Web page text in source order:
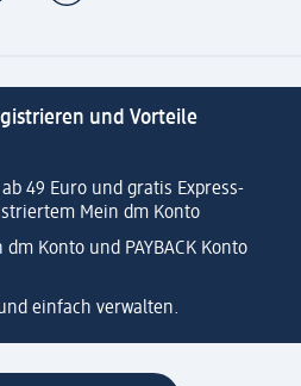
und Vorteile
49 Euro und gratis Express-
Mein dm Konto
Konto und PAYBACK Konto
einfach verwalten.